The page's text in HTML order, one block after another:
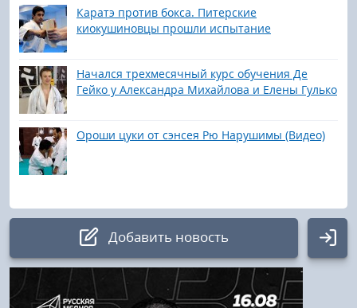
Каратэ против бокса. Питерские
киокушиновцы прошли испытание
Начался трехмесячный курс обучения Де
Гейко у Александра Михайлова и Елены Гулько
Ороши цуки от сэнсея Рю Нарушимы (Видео)
Добавить новость
Авторизация